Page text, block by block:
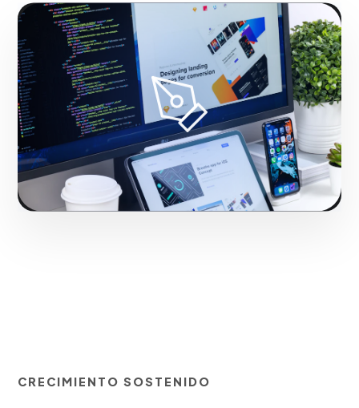
Fase 2:
En Santo Domingo, despliegue operativo y
tácticas de tracción. Con resultados reales para el
mercado de Santo Domingo.
Iniciar proyecto
CRECIMIENTO SOSTENIDO